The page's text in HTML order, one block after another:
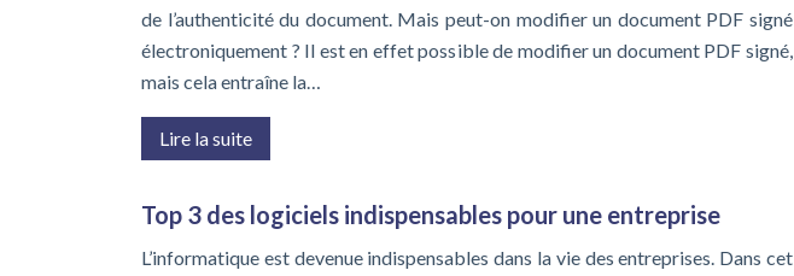
de l’authenticité du document. Mais peut-on modifier un document PDF signé
électroniquement ? Il est en effet possible de modifier un document PDF signé,
mais cela entraîne la…
Lire la suite
Top 3 des logiciels indispensables pour une entreprise
L’informatique est devenue indispensables dans la vie des entreprises. Dans cet